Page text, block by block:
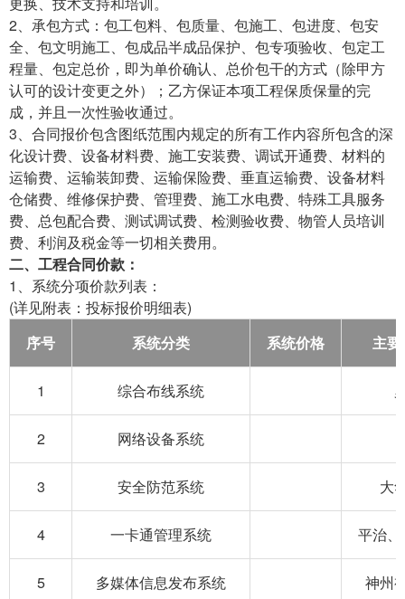
2、承包方式：包工包料、包质量、包施工、包进度、包安
全、包文明施工、包成品半成品保护、包专项验收、包定工
程量、包定总价，即为单价确认、总价包干的方式（除甲方
认可的设计变更之外）；乙方保证本项工程保质保量的完
成，并且一次性验收通过。
3、合同报价包含图纸范围内规定的所有工作内容所包含的深
化设计费、设备材料费、施工安装费、调试开通费、材料的
运输费、运输装卸费、运输保险费、垂直运输费、设备材料
仓储费、维修保护费、管理费、施工水电费、特殊工具服务
费、总包配合费、测试调试费、检测验收费、物管人员培训
费、利润及税金等一切相关费用。
二、工程合同价款：
1、系统分项价款列表：
(详见附表：投标报价明细表)
序号
系统分类 系统价格 主
1 综合布线系统
2 网络设备系统
3 安全防范系统 大
4 一卡通管理系统 平治
5 多媒体信息发布系统 神州